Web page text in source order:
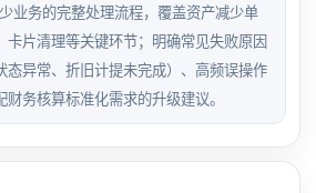
业务的完整处理流程，覆盖资产减少单
卡片清理等关键环节；明确常见失败原因
态异常、折旧计提未完成）、高频误操作
务核算标准化需求的升级建议。